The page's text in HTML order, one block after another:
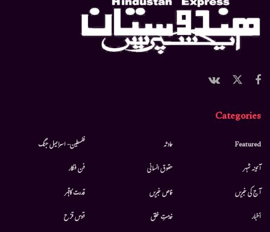
Categories
Featured
آئینہ شہر
آج کی خبریں
أخبار
حادثہ
حقوق انسانی
خاص خبریں
خدمتِ خلق
فلسطین- اسرائیل جنگ
فن فنکار
قدرت کاقہر
قوس قزح